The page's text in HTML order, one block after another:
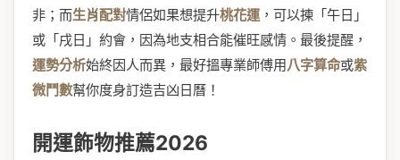
非；而生肖配對情侶如果想提升桃花運 ，可以揀「午日」
或「戌日」約會，因為地支相合能催旺感情。最後提醒，
運勢分析始終因人而異，最好搵專業師傅用八字算命或紫
微鬥數幫你度身訂造吉凶日曆！
開運飾物推薦2026